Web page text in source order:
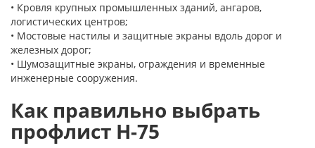
• Кровля крупных промышленных зданий, ангаров,
логистических центров;
• Мостовые настилы и защитные экраны вдоль дорог и
железных дорог;
• Шумозащитные экраны, ограждения и временные
инженерные сооружения.
Как правильно выбрать
профлист Н-75